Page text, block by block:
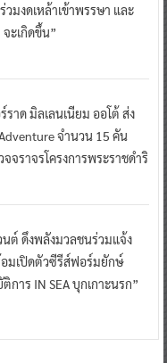
วมงดเหล้าเข้าพรรษา และ
ะเกิดขึ้น”
ราด มิลเลนเนียม ออโต้ ส่ง
จำนวน 15 คัน
ราจรโครงการพระราชดำริ
ต์ ดึงพลังมวลชนร่วมแจ้ง
มเปิดตัวซีรีส์ฟอร์มยักษ์
การ IN SEA บุกเกาะนรก”